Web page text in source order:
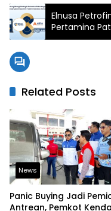
Elnusa
Pertamina
Untuk
Tingkatkan
Related Posts
News
Panic Buying Jadi
Antrean, Pemkot